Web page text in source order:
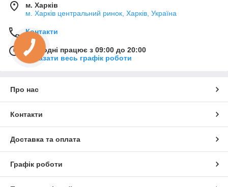
м. Харків
м. Харків центральний ринок, Харків, Україна
Контакти
Сьогодні працює з 09:00 до 20:00
Показати весь графік роботи
Про нас
Контакти
Доставка та оплата
Графік роботи